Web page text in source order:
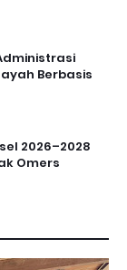
Berbasis
2026–2028
Omers